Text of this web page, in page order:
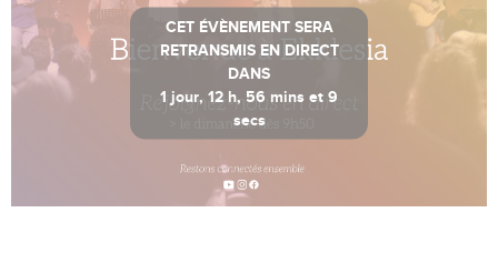
CET ÉVÈNEMENT SERA
RETRANSMIS EN DIRECT
DANS
1 jour, 12 h, 56 mins et 8
secs